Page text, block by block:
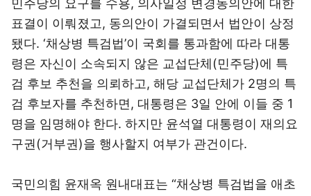
민주당의 요구를 수용, 의사일정 변경동의안에 대한
표결이 이뤄졌고, 동의안이 가결되면서 법안이 상정
됐다. ‘채상병 특검법’이 국회를 통과함에 따라 대통
령은 자신이 소속되지 않은 교섭단체(민주당)에 특
검 후보 추천을 의뢰하고, 해당 교섭단체가 2명의 특
검 후보자를 추천하면, 대통령은 3일 안에 이들 중 1
명을 임명해야 한다. 하지만 윤석열 대통령이 재의요
구권(거부권)을 행사할지 여부가 관건이다.
국민의힘 윤재옥 원내대표는 “채상병 특검법을 애초